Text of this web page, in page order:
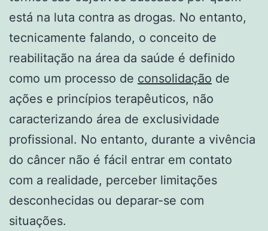
está na luta contra as drogas. No entanto,
tecnicamente falando, o conceito de
reabilitação na área da saúde é definido
como um processo de consolidação de
ações e princípios terapêuticos, não
caracterizando área de exclusividade
profissional. No entanto, durante a vivência
do câncer não é fácil entrar em contato
com a realidade, perceber limitações
desconhecidas ou deparar-se com
situações.